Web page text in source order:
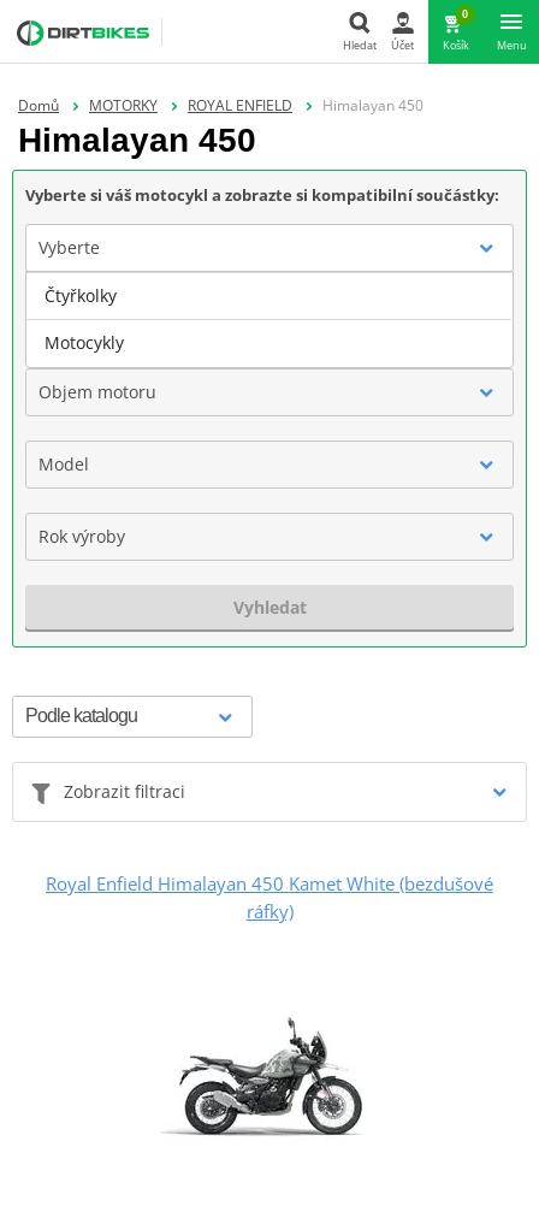
Hledat Účet
0
Košík Menu
Domů MOTORKY ROYAL ENFIELD Himalayan 450
Himalayan 450
Vyberte si váš motocykl a zobrazte si kompatibilní součástky:
Vyberte
Značka
Objem motoru
Model
Rok výroby
Vyhledat
Zobrazit filtraci
Royal Enfield Himalayan 450 Kamet White (bezdušové
ráfky)
Čtyřkolky
Motocykly